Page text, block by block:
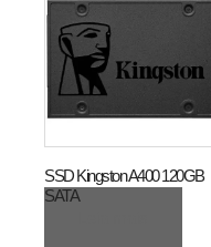
SSD Kingston A400 120GB
SATA